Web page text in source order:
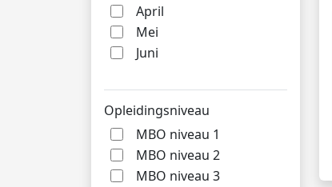
April
Mei
Juni
Opleidingsniveau
MBO niveau 1
MBO niveau 2
MBO niveau 3